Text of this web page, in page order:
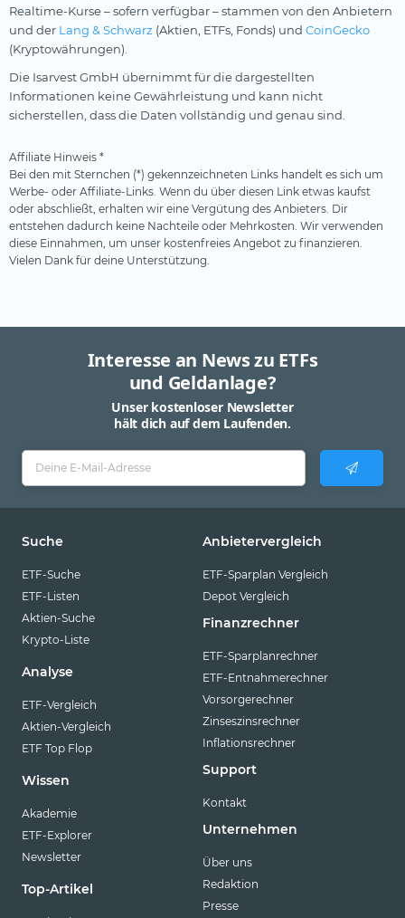
Realtime-Kurse – sofern verfügbar – stammen von den Anbietern
und der Lang & Schwarz (Aktien, ETFs, Fonds) und CoinGecko
(Kryptowährungen).
Die Isarvest GmbH übernimmt für die dargestellten
Informationen keine Gewährleistung und kann nicht
sicherstellen, dass die Daten vollständig und genau sind.
Affiliate Hinweis *
Bei den mit Sternchen (*) gekennzeichneten Links handelt es sich um
Werbe- oder Affiliate-Links. Wenn du über diesen Link etwas kaufst
oder abschließt, erhalten wir eine Vergütung des Anbieters. Dir
entstehen dadurch keine Nachteile oder Mehrkosten. Wir verwenden
diese Einnahmen, um unser kostenfreies Angebot zu finanzieren.
Vielen Dank für deine Unterstützung.
Interesse an News zu ETFs
und Geldanlage?
Unser kostenloser Newsletter
hält dich auf dem Laufenden.
Suche
ETF-Suche
ETF-Listen
Aktien-Suche
Krypto-Liste
Analyse
ETF-Vergleich
Aktien-Vergleich
ETF Top Flop
Wissen
Akademie
ETF-Explorer
Newsletter
Top-Artikel
Anbietervergleich
ETF-Sparplan Vergleich
Depot Vergleich
Finanzrechner
ETF-Sparplanrechner
ETF-Entnahmerechner
Vorsorgerechner
Zinseszinsrechner
Inflationsrechner
Support
Kontakt
Unternehmen
Über uns
Redaktion
Presse